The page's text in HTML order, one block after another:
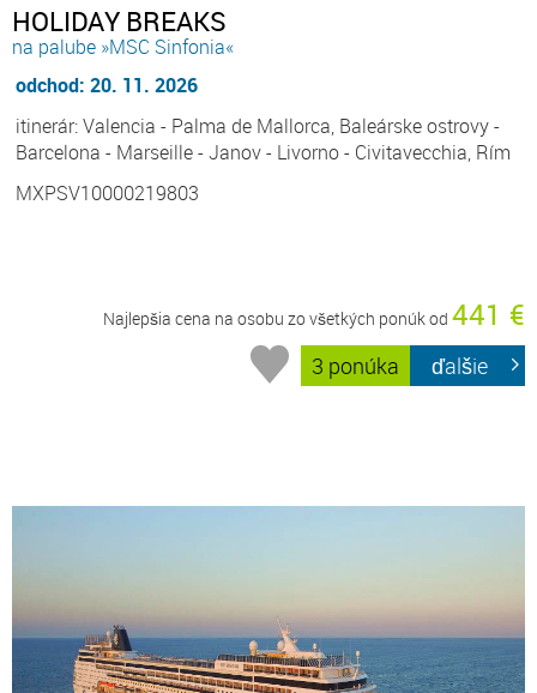
HOLIDAY BREAKS
na palube »MSC Sinfonia«
odchod: 20. 11. 2026
itinerár: Valencia - Palma de Mallorca, Baleárske ostrovy -
Barcelona - Marseille - Janov - Livorno - Civitavecchia, Rím
MXPSV10000219803
Najlepšia cena na osobu zo všetkých ponúk od 441 €
3 ponúka ďalšie